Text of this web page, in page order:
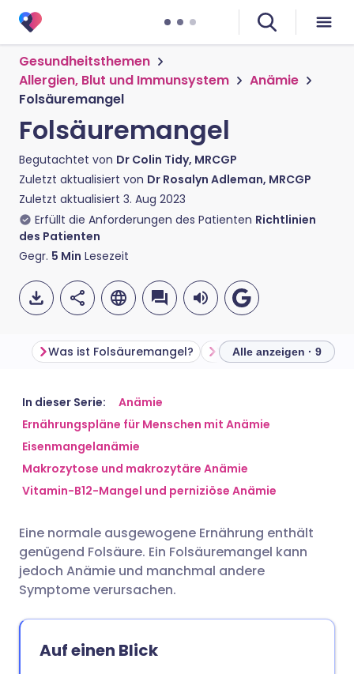
Gesundheitsthemen
Allergien, Blut und Immunsystem
Anämie
Folsäuremangel
Folsäuremangel
Begutachtet von Dr Colin Tidy, MRCGP
Zuletzt aktualisiert von Dr Rosalyn Adleman, MRCGP
Zuletzt aktualisiert 3. Aug 2023
Erfüllt die Anforderungen des Patienten Richtlinien
des Patienten
Gegr. 5 Min Lesezeit
Per E-Mail teilen
Teilen über Facebook
Teilen über LinkedIn
Teilen über X
Teilen über WhatsApp
🇬🇧 English
🇪🇸 Español
🇮🇹 Italiano 🇵🇹
🇮🇳 हिन्दी 🇮🇱 עברית
🇸🇦 عربي
Was ist Folsäuremangel? Alle anzeigen · 9
In dieser Serie:
Anämie
Ernährungspläne für Menschen mit Anämie
Eisenmangelanämie
Makrozytose und makrozytäre Anämie
Vitamin-B12-Mangel und perniziöse Anämie
Eine normale ausgewogene Ernährung enthält
genügend Folsäure. Ein Folsäuremangel kann
jedoch Anämie und manchmal andere
Symptome verursachen.
Auf einen Blick